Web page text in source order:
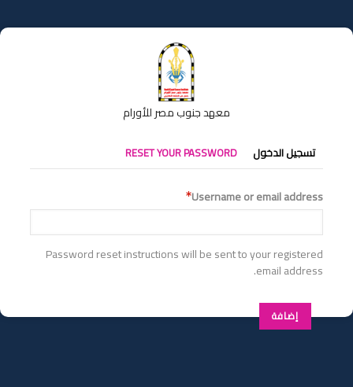
إلى
المحتوى
معهد جنوب مصر للأورام
التبويبات
الأساسية
تسجيل الدخول RESET YOUR PASSWORD
Username or email address
Password reset instructions will be sent to your registered
email address.